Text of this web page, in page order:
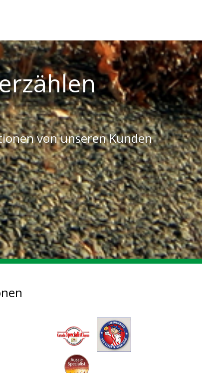
von unseren Kunden